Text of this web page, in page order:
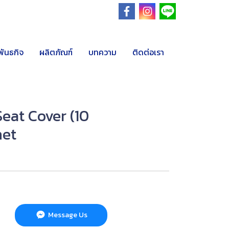
นธกิจ ผลิตภัณฑ์ บทความ ติดต่อเรา
Cover (10
Message Us